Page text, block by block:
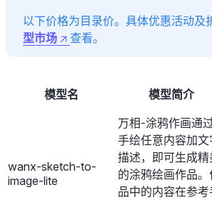
以下价格为目录价。具体优惠活动及
型市场
查看。
模型名 模型简介
wanx-sketch-to-
image-lite
万相-涂鸦作画通
手绘任意内容加文
描述，即可生成精
的涂鸦绘画作品。
品中的内容在参考